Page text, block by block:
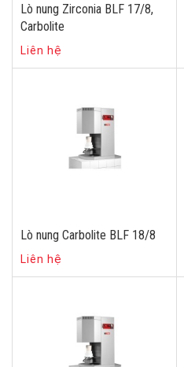
Lò nung Zirconia BLF 17/8,
Carbolite
Liên hệ
Lò nung Carbolite BLF 18/8
Liên hệ